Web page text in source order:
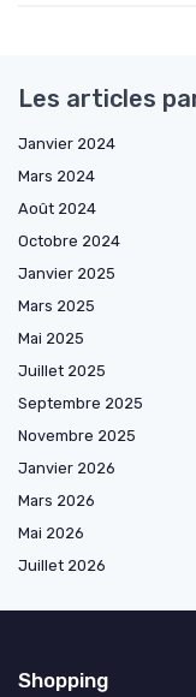
Les articles
Janvier 2024
Mars 2024
Août 2024
Octobre 2024
Janvier 2025
Mars 2025
Mai 2025
Juillet 2025
Septembre 2025
Novembre 2025
Janvier 2026
Mars 2026
Mai 2026
Juillet 2026
Shopping